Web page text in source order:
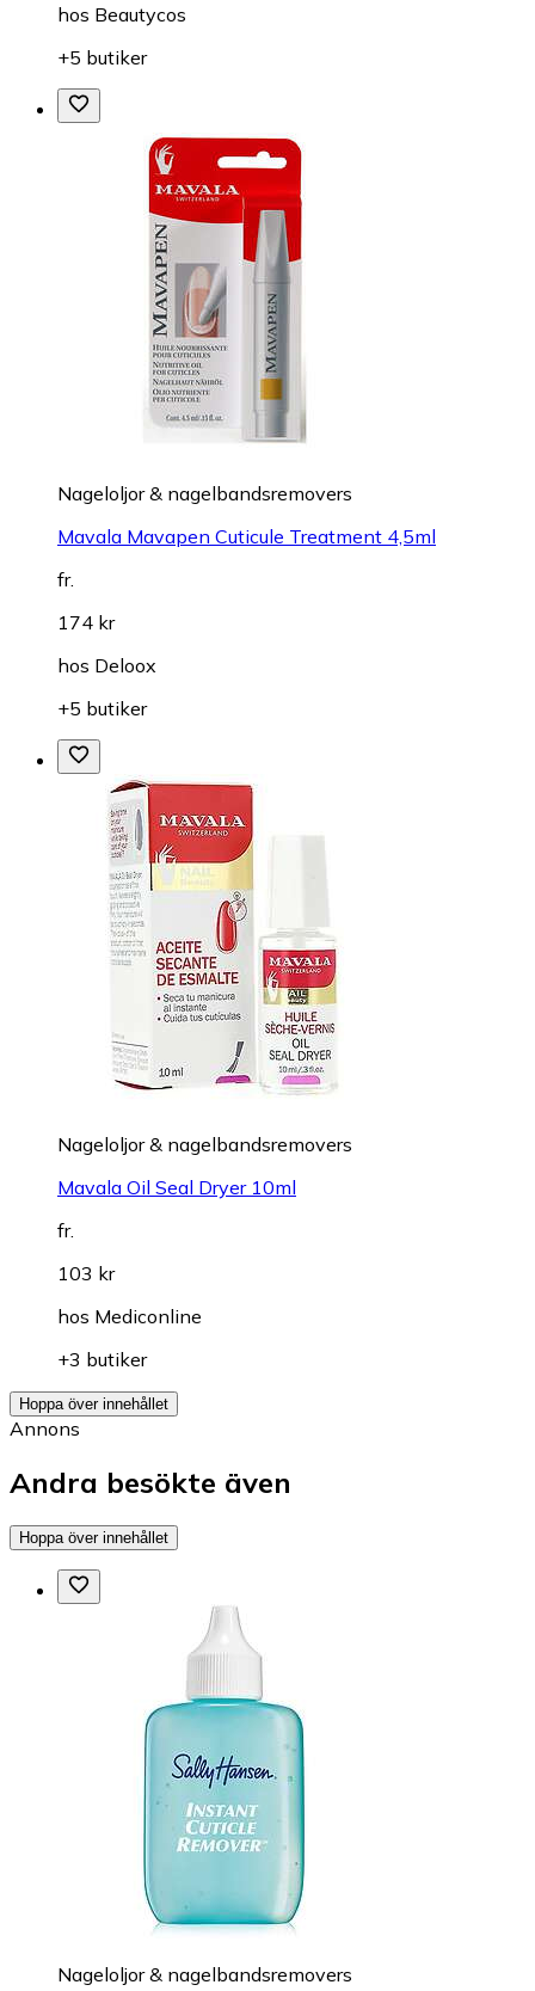
hos Beautycos
+5 butiker
Nageloljor & nagelbandsremovers
Mavala Mavapen Cuticule Treatment 4,5ml
fr.
174 kr
hos Deloox
+5 butiker
Nageloljor & nagelbandsremovers
Mavala Oil Seal Dryer 10ml
fr.
103 kr
hos Mediconline
+3 butiker
Hoppa över innehållet
Annons
Andra besökte även
Hoppa över innehållet
Nageloljor & nagelbandsremovers